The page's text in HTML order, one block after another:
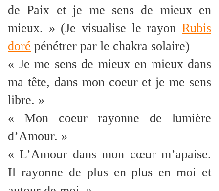
de Paix et je me sens de mieux en
mieux. » (Je visualise le rayon Rubis
doré pénétrer par le chakra solaire)
« Je me sens de mieux en mieux dans
ma tête, dans mon coeur et je me sens
libre. »
« Mon coeur rayonne de lumière
d’Amour. »
« L’Amour dans mon cœur m’apaise.
Il rayonne de plus en plus en moi et